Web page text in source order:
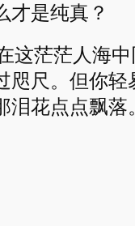
才是纯真？
茫茫人海中
咫尺。但你
泪花点点飘